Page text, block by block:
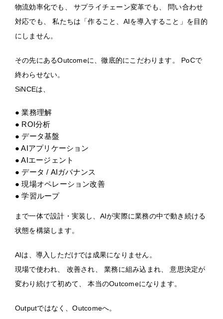
物流効率化でも、 サプライチェーン変革でも、 問い合わせ
対応でも、 私たちは「作ること、AIを導入すること」を目的
にしません。
その先にあるOutcomeに、徹底的にこだわります。 PoCで
終わらせない。
SiNCEは、
● 業務理解
● ROI分析
● データ基盤
● AIアプリケーション
● AIエージェント
● データ / AIガバナンス
● 現場オペレーション改善
● 学習ループ
まで一体で設計・実装し、AIが実際に業務の中で動き続ける
状態を構築します。
AIは、導入しただけでは成果になりません。
現場で使われ、 改善され、 業務に組み込まれ、 意思決定が
変わり続けて初めて、 本当のOutcomeになります。
Outputではなく、Outcomeへ。